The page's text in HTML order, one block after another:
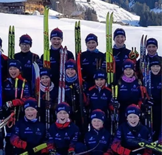
ausgetragen wird! Da wir immer noch auf
den ersehnten Schnee hoffen, möchten wir
den Clubtag nach Möglichk